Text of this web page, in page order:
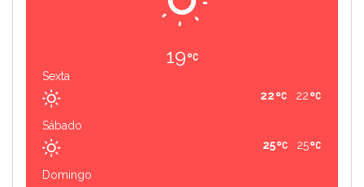
19
Sexta
22
22
Sábado
25
25
Domingo